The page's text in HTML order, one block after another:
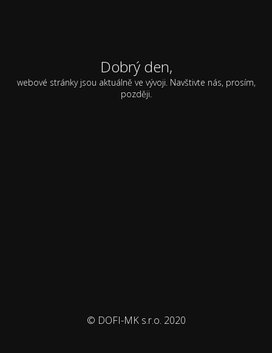
Dobrý den,
webové stránky jsou aktuálně ve vývoji. Navštivte nás, prosím,
později.
© DOFI-MK s.r.o. 2020